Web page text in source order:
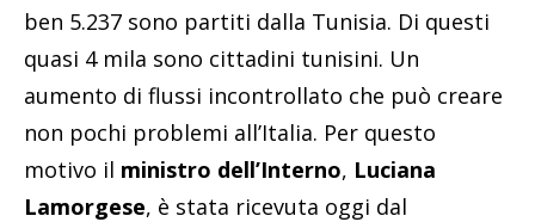
ben 5.237 sono partiti dalla Tunisia. Di questi
quasi 4 mila sono cittadini tunisini. Un
aumento di flussi incontrollato che può creare
non pochi problemi all’Italia. Per questo
motivo il ministro dell’Interno, Luciana
Lamorgese, è stata ricevuta oggi dal